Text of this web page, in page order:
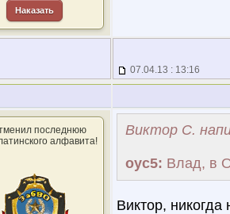
Наказать
07.04.13 : 13:16
последнюю
алфавита!
Виктор С.
оус5: Влад, в
Виктор,